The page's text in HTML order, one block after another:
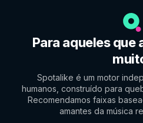
Para aqueles que
Spotalike é um motor
humanos, construído para
Recomendamos faixas
amantes da música